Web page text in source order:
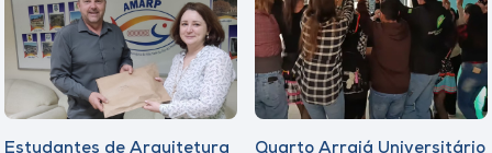
Estudantes de Arquitetura
Quarto Arraiá Universitário